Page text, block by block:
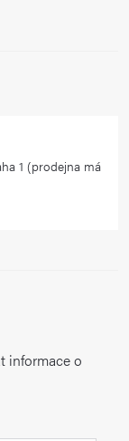
1 (prodejna má
informace o